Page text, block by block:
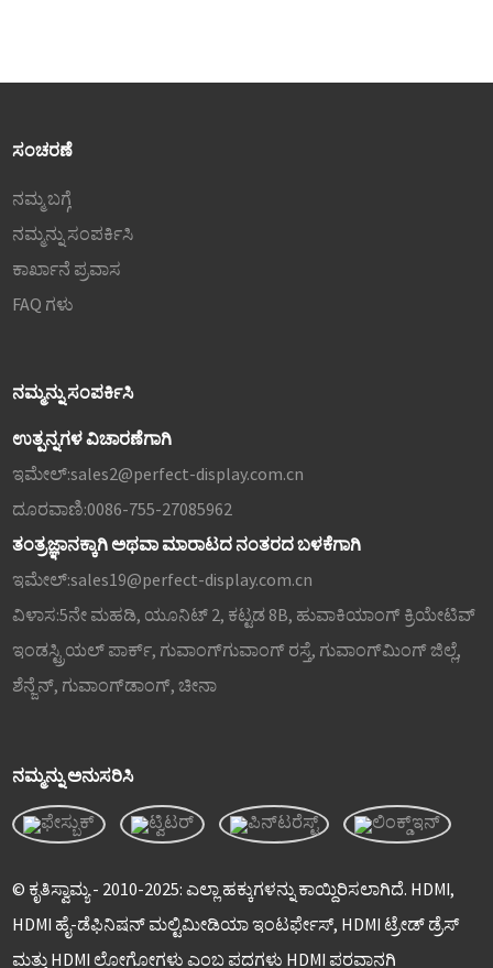
ಸಂಚರಣೆ
ನಮ್ಮ ಬಗ್ಗೆ
ನಮ್ಮನ್ನು ಸಂಪರ್ಕಿಸಿ
ಕಾರ್ಖಾನೆ ಪ್ರವಾಸ
FAQ ಗಳು
ನಮ್ಮನ್ನು ಸಂಪರ್ಕಿಸಿ
ಉತ್ಪನ್ನಗಳ ವಿಚಾರಣೆಗಾಗಿ
ಇಮೇಲ್:sales2@perfect-display.com.cn
ದೂರವಾಣಿ:0086-755-27085962
ತಂತ್ರಜ್ಞಾನಕ್ಕಾಗಿ ಅಥವಾ ಮಾರಾಟದ ನಂತರದ ಬಳಕೆಗಾಗಿ
ಇಮೇಲ್:sales19@perfect-display.com.cn
ವಿಳಾಸ:5ನೇ ಮಹಡಿ, ಯೂನಿಟ್ 2, ಕಟ್ಟಡ 8B, ಹುವಾಕಿಯಾಂಗ್ ಕ್ರಿಯೇಟಿವ್
ಇಂಡಸ್ಟ್ರಿಯಲ್ ಪಾರ್ಕ್, ಗುವಾಂಗ್‌ಗುವಾಂಗ್ ರಸ್ತೆ, ಗುವಾಂಗ್‌ಮಿಂಗ್ ಜಿಲ್ಲೆ,
ಶೆನ್ಜೆನ್, ಗುವಾಂಗ್‌ಡಾಂಗ್, ಚೀನಾ
ನಮ್ಮನ್ನು ಅನುಸರಿಸಿ
© ಕೃತಿಸ್ವಾಮ್ಯ - 2010-2025: ಎಲ್ಲಾ ಹಕ್ಕುಗಳನ್ನು ಕಾಯ್ದಿರಿಸಲಾಗಿದೆ. HDMI,
HDMI ಹೈ-ಡೆಫಿನಿಷನ್ ಮಲ್ಟಿಮೀಡಿಯಾ ಇಂಟರ್ಫೇಸ್, HDMI ಟ್ರೇಡ್ ಡ್ರೆಸ್
ಮತ್ತು HDMI ಲೋಗೋಗಳು ಎಂಬ ಪದಗಳು HDMI ಪರವಾನಗಿ